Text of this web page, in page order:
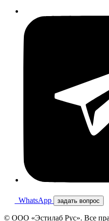
WhatsApp задать вопрос
© ООО «Эстилаб Рус». Все